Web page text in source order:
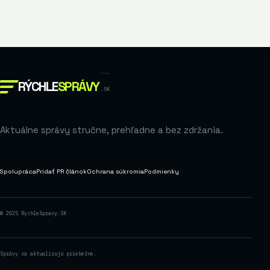
RÝCHLESPRÁVY .SK
Aktuálne správy stručne, prehľadne a bez zdržania.
SpoluprácaPridať PR článokOchrana súkromiaPodmienky
© 2025 RychleSpravy.SK
Správy sa aktualizujú priebežne.